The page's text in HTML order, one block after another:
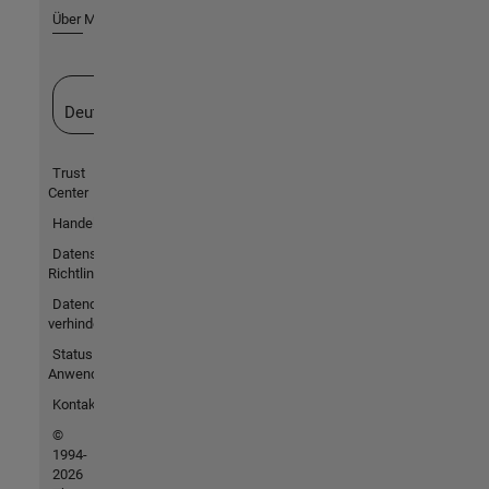
Über MathWorks
Deutschland
Trust
Center
Handelsmarken
Datenschutz-
Richtlinien
Datendiebstahl
verhindern
Status von
Anwendungen
Kontakt
©
1994-
2026